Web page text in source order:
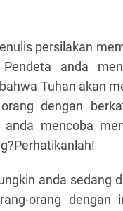
persilakan
anda
Tuhan akan
dengan
mencoba
anda sedang
orang dengan